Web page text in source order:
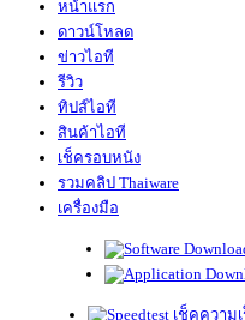
หน้าแรก
ดาวน์โหลด
ข่าวไอที
รีวิว
ทิปส์ไอที
สินค้าไอที
เช็ครอบหนัง
รวมคลิป Thaiware
เครื่องมือ
เช็คความเ